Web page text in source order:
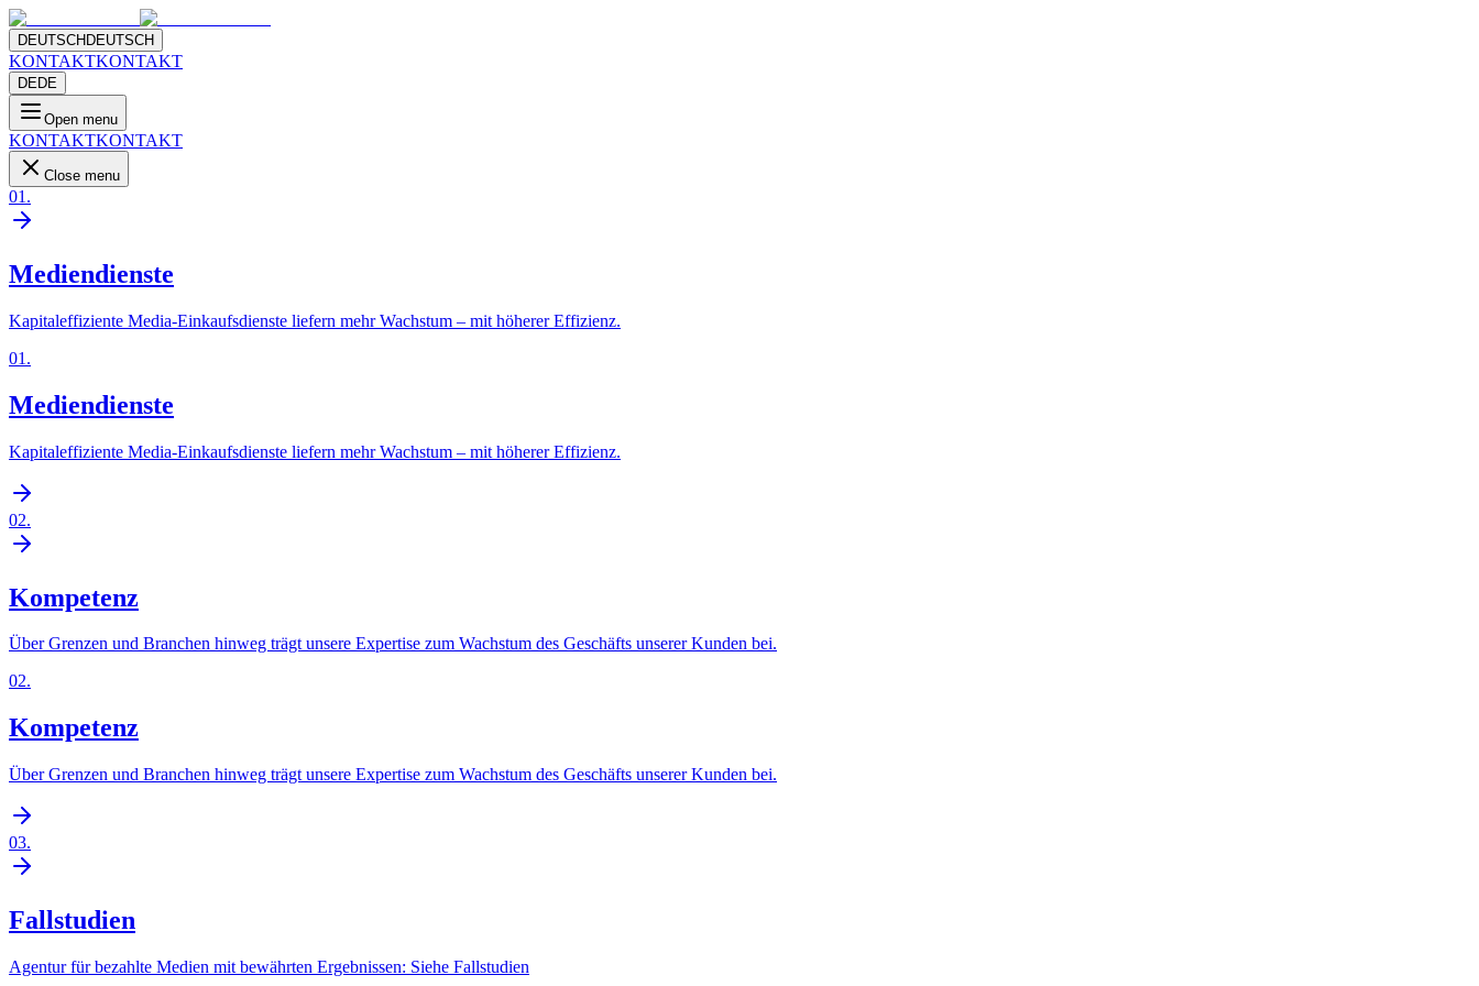
DEUTSCH DEUTSCH
KONTAKTKONTAKT
DEDE
Open menu
KONTAKTKONTAKT
Close menu
01 .
Mediendienste
Kapitaleffiziente Media-Einkaufsdienste liefern mehr Wachstum – mit höherer Effizienz.
01 .
Mediendienste
Kapitaleffiziente Media-Einkaufsdienste liefern mehr Wachstum – mit höherer Effizienz.
02.
Kompetenz
Über Grenzen und Branchen hinweg trägt unsere Expertise zum Wachstum des Geschäfts unserer Kunden bei.
02.
Kompetenz
Über Grenzen und Branchen hinweg trägt unsere Expertise zum Wachstum des Geschäfts unserer Kunden bei.
03.
Fallstudien
Agentur für bezahlte Medien mit bewährten Ergebnissen: Siehe Fallstudien